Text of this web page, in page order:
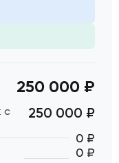
250 000 ₽
с
250 000 ₽
0 ₽
0 ₽